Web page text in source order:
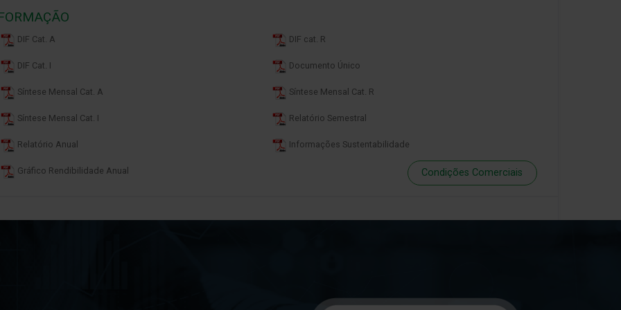
DIF Cat. A DIF cat. R
DIF Cat. I Documento Único
Síntese Mensal Cat. A Síntese Mensal Cat. R
Síntese Mensal Cat. I Relatório Semestral
Relatório Anual Informações Sustentabilidade
Gráfico Rendibilidade Anual Condições Comerciais